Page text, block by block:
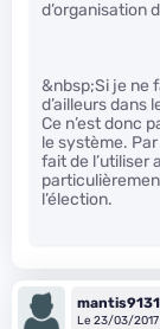
d’organisation
&nbsp;Si je ne
d’ailleurs dans
Ce n’est donc
le système.
fait de l’utiliser
l’élection.
Le 23/03/2017